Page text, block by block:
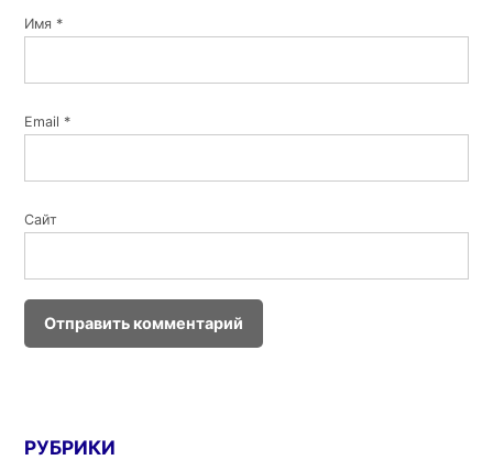
Имя *
Email *
Сайт
РУБРИКИ